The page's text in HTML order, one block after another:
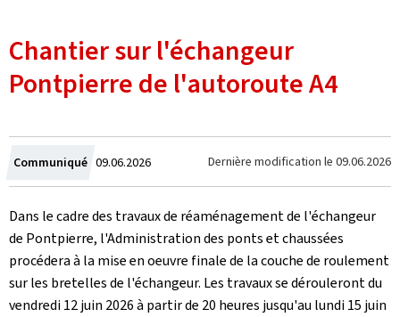
Chantier sur l'échangeur
Pontpierre de l'autoroute A4
Communiqué Crée
le
09.06.2026 Dernière modification le 09.06.2026
Dans le cadre des travaux de réaménagement de l'échangeur
de Pontpierre, l'Administration des ponts et chaussées
procédera à la mise en oeuvre finale de la couche de roulement
sur les bretelles de l'échangeur. Les travaux se dérouleront du
vendredi 12 juin 2026 à partir de 20 heures jusqu'au lundi 15 juin